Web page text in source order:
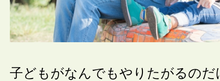
子どもがなんでもやりたがるのだ